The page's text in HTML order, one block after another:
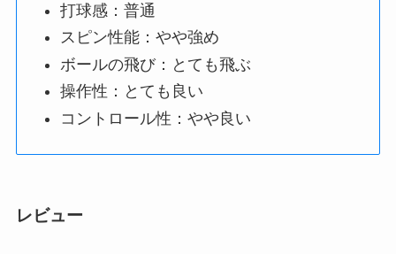
打球感：普通
スピン性能：やや強め
ボールの飛び：とても飛ぶ
操作性：とても良い
コントロール性：やや良い
レビュー